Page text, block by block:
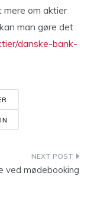
mere om aktier
man gøre det
danske-bank-
ved mødebooking